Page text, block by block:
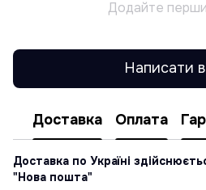
Додайте
Написати
Доставка Оплата
Доставка по Україні
"Нова пошта"